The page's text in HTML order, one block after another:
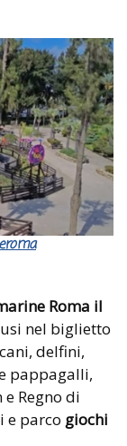
Roma il
nel biglietto
delfini,
pappagalli,
Regno di
e parco giochi